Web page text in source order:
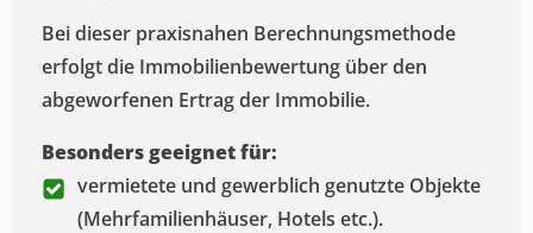
Bei dieser praxisnahen Berechnungsmethode
erfolgt die Immobilienbewertung über den
abgeworfenen Ertrag der Immobilie.
Besonders geeignet für:
vermietete und gewerblich genutzte Objekte
(Mehrfamilienhäuser, Hotels etc.).